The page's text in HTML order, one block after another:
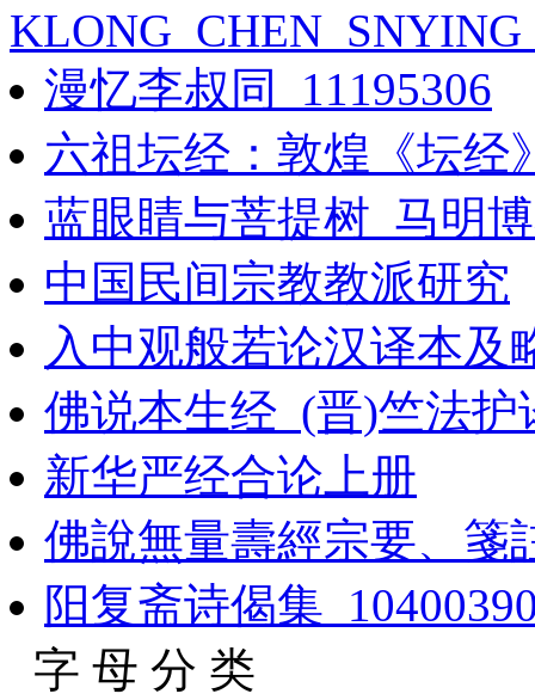
漫忆李叔同_11195306
六祖坛经：敦煌《坛经
蓝眼睛与菩提树_马明
中国民间宗教教派研究
入中观般若论汉译本及
佛说本生经_(晋)竺法护
新华严经合论上册
佛說無量壽經宗要、箋
阳复斋诗偈集
字 母 分 类